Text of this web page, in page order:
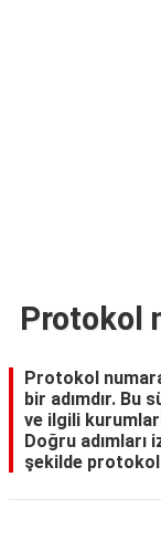
Protokol
Protokol
bir adımdır. Bu
ve ilgili
Doğru adımları
şekilde protokol